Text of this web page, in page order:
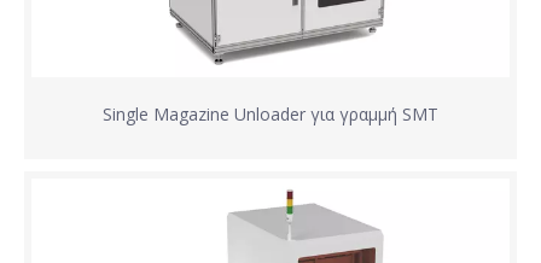
Single Magazine Unloader για γραμμή SMT